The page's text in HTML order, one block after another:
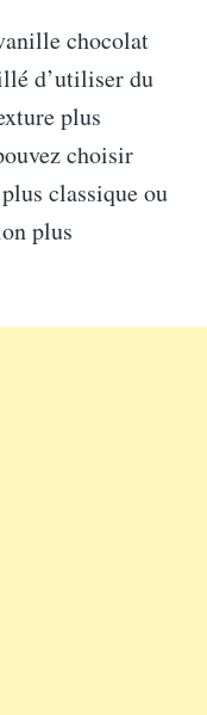
chocolat
d’utiliser du
plus
choisir
classique ou
plus